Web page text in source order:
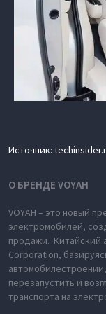
Источник:
О БРЕНДЕ VOYAH
VOYAH – это новый
электромобилей,
продажи. Китайский
Corporation,
перезапустить и
транспорта на